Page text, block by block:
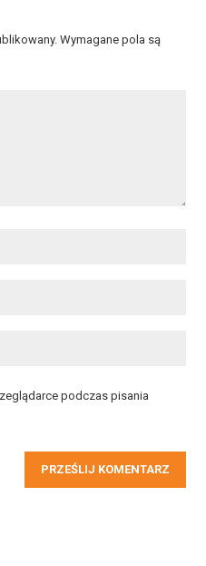
Wymagane pola są
podczas pisania
PRZEŚLIJ KOMENTARZ